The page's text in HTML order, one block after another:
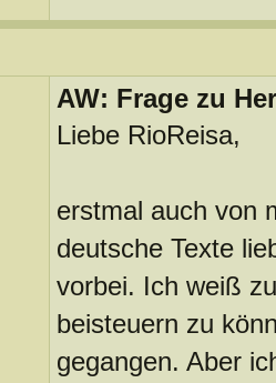
AW: Frage zu
Liebe RioReisa,
erstmal auch von
deutsche Texte
vorbei. Ich weiß
beisteuern zu
gegangen. Aber